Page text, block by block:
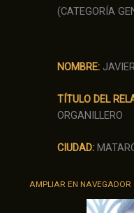
(CATEGORÍA
NOMBRE:
TÍTULO DEL
ORGANILLERO
CIUDAD:
AMPLIAR EN NAVEGADOR